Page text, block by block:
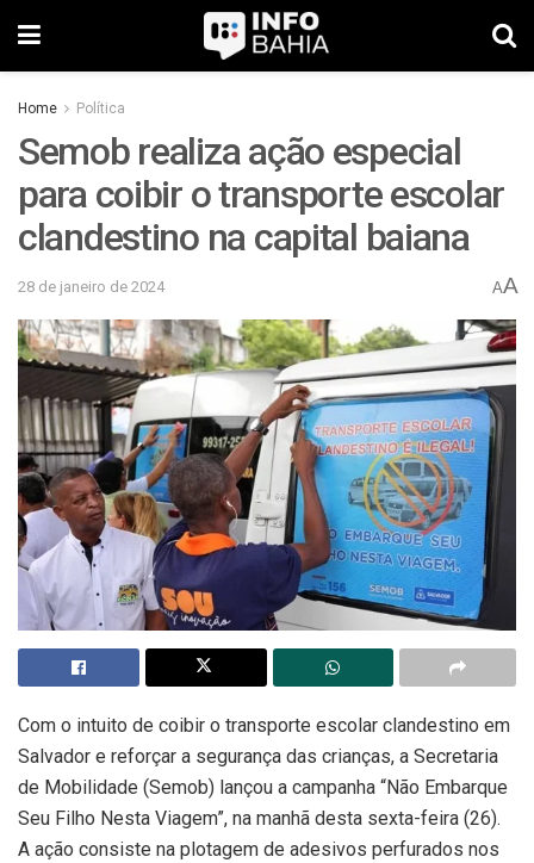
Home Política
Semob realiza ação especial
para coibir o transporte escolar
clandestino na capital baiana
28 de janeiro de 2024 AA
Com o intuito de coibir o transporte escolar clandestino em
Salvador e reforçar a segurança das crianças, a Secretaria
de Mobilidade (Semob) lançou a campanha “Não Embarque
Seu Filho Nesta Viagem”, na manhã desta sexta-feira (26).
A ação consiste na plotagem de adesivos perfurados nos